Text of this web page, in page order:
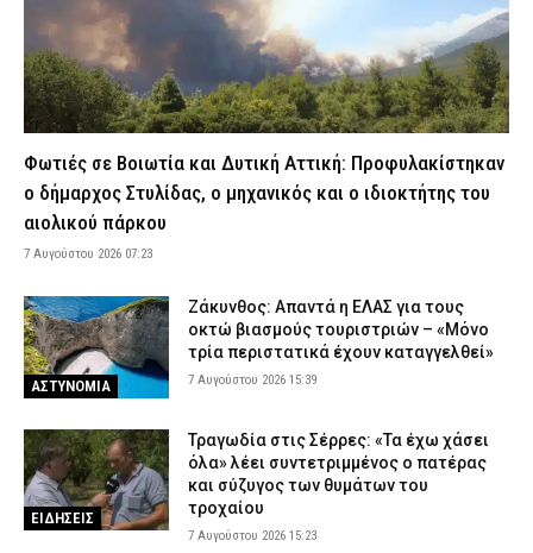
(βίντεο)
ΑΣΤΥΝΟΜΙΑ 7 Αυγούστου 2026 10:41
Στην Εισαγγελία η 46χρονη που κατηγορείται για τη φονική
επίθεση στη Marfin (εικόνες)
Θεσσαλονίκη: Συνελήφθη 31χρονος Τούρκος καταζητούμενος
με ερυθρά αγγελία
ΑΣΤΥΝΟΜΙΑ
κατηγορούνταν για αδικήματα ηθικής αυτουργίας το 2019 – Η
ανακοίνωση της ΕΛ.ΑΣ.
ΣΩΜΑΤΑ ΑΣΦΑΛΕΙΑΣ 7 Αυγούστου 2026 09:42
«Ελ. Βενιζέλος»: Συνελήφθη 37χρονος που προσπάθησε να
εισάγει 18 κιλά ακατέργαστης κάνναβης – Χειροπέδες σε άλλα
δύο άτομα
ΑΣΤΥΝΟΜΙΑ 7 Αυγούστου 2026 09:29
Γουδί: 53χρονη ανασύρθηκε νεκρή από ακάλυπτο πολυκατοικίας
– Έπεσε από τον πέμπτο όροφο
Φωτιές σε Βοιωτία και Δυτική Αττική: Προφυλακίστηκαν
ο δήμαρχος Στυλίδας, ο μηχανικός και ο ιδιοκτήτης του
αιολικού πάρκου
7 Αυγούστου 2026 07:23
ΑΣΤΥΝΟΜΙΑ
Ζάκυνθος: Απαντά η ΕΛΑΣ για τους
οκτώ βιασμούς τουριστριών – «Μόνο
τρία περιστατικά έχουν καταγγελθεί»
7 Αυγούστου 2026 15:39
ΕΙΔΗΣΕΙΣ
Τραγωδία στις Σέρρες: «Τα έχω χάσει
όλα» λέει συντετριμμένος ο πατέρας
και σύζυγος των θυμάτων του
τροχαίου
7 Αυγούστου 2026 15:23